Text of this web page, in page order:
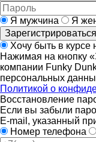
Я мужчина
Я
Зарегистрироваться
Хочу быть в курсе
Нажимая на кнопку
компании Funky
персональных
Политикой о
Восстановление
Если вы забыли
E-mail, указанный
Номер телефона